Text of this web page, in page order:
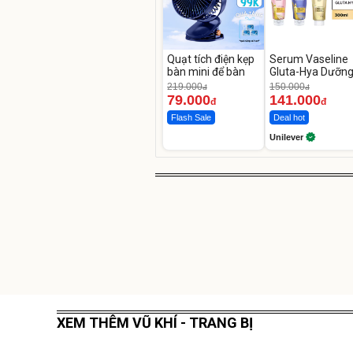
Quạt tích điện kẹp
bàn mini để bàn
219.000đ
79.000đ
Flash Sale
Serum Vaseline
Gluta-Hya Dưỡng
Da Sáng Mịn Sau
Ngày
150.000đ
141.000đ
Deal hot
Unilever
XEM THÊM VŨ KHÍ - TRANG BỊ